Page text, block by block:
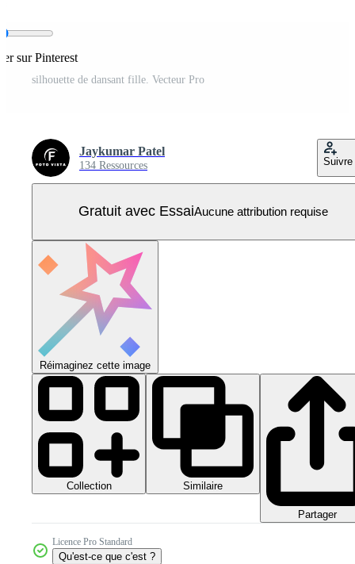
sur Pinterest
silhouette de dansant fille. Vecteur Pro
Jaykumar Patel
134 Ressources Suivre
Gratuit avec EssaiAucune attribution requise
Réimaginez cette image
Collection Similaire
Partager
Licence Pro Standard
Qu'est-ce que c'est ?